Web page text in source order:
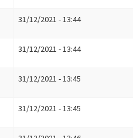
31/12/2021 - 13:44
31/12/2021 - 13:44
31/12/2021 - 13:45
31/12/2021 - 13:45